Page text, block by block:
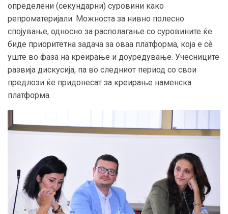
определени (секундарни) суровини како
репроматеријали. Можноста за нивно полесно
спојување, односно за располагање со суровините ќе
биде приоритетна задача за оваа платформа, која е сѐ
уште во фаза на креирање и доуредување. Учесниците
развија дискусија, па во следниот период со свои
предлози ќе придонесат за креирање наменска
платформа.